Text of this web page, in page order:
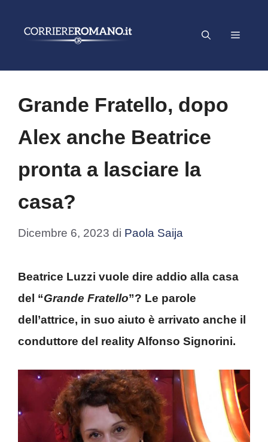
Menu
Grande Fratello, dopo
Alex anche Beatrice
pronta a lasciare la
casa?
Dicembre 6, 2023 di Paola Saija
Beatrice Luzzi vuole dire addio alla casa
del “Grande Fratello”? Le parole
dell’attrice, in suo aiuto è arrivato anche il
conduttore del reality Alfonso Signorini.